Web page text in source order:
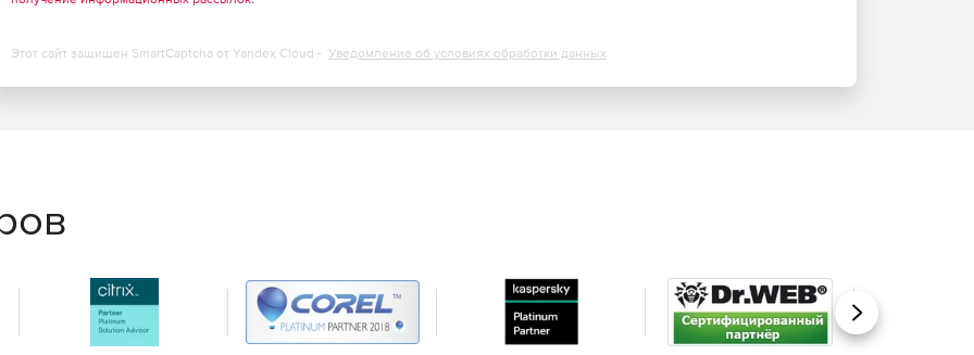
1 года.
ответа в течение 2 рабочих дней.
Этот сайт защищен SmartCaptcha от Yandex Cloud - Уведомление об условиях обработки данных
Вперед